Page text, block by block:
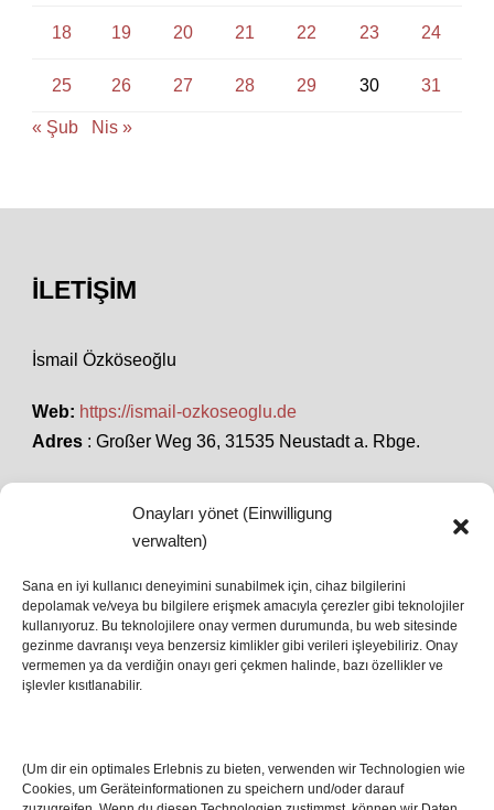
Onayları yönet (Einwilligung
verwalten)
Sana en iyi kullanıcı deneyimini sunabilmek için, cihaz bilgilerini
depolamak ve/veya bu bilgilere erişmek amacıyla çerezler gibi teknolojiler
kullanıyoruz. Bu teknolojilere onay vermen durumunda, bu web sitesinde
gezinme davranışı veya benzersiz kimlikler gibi verileri işleyebiliriz. Onay
vermemen ya da verdiğin onayı geri çekmen halinde, bazı özellikler ve
işlevler kısıtlanabilir.
(Um dir ein optimales Erlebnis zu bieten, verwenden wir Technologien wie
Cookies, um Geräteinformationen zu speichern und/oder darauf
18 19 20 21 22 23 24
25 26 27 28 29 30 31
« Şub Nis »
İLETIŞIM
İsmail Özköseoğlu
Web: https://ismail-ozkoseoglu.de
Adres : Großer Weg 36, 31535 Neustadt a. Rbge.
SON HABERLER
İstanbul’da Avrupa Ligi Finali: Freiburg ve Aston
Villa Boğaz’da Tarih Yazmaya Hazırlanıyor
08 May 2026
17 Nis 2026